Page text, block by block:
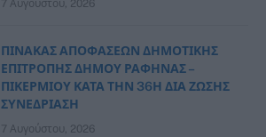
7 Αυγούστου, 2026
ΠΙΝΑΚΑΣ ΑΠΟΦΑΣΕΩΝ ΔΗΜΟΤΙΚΗΣ
ΕΠΙΤΡΟΠΗΣ ΔΗΜΟΥ ΡΑΦΗΝΑΣ –
ΠΙΚΕΡΜΙΟΥ ΚΑΤΑ ΤΗΝ 36Η ΔΙΑ ΖΩΣΗΣ
ΣΥΝΕΔΡΙΑΣΗ
7 Αυγούστου, 2026